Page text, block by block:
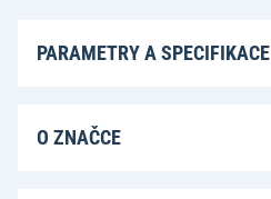
PARAMETRY A SPECIFIKACE
O ZNAČCE